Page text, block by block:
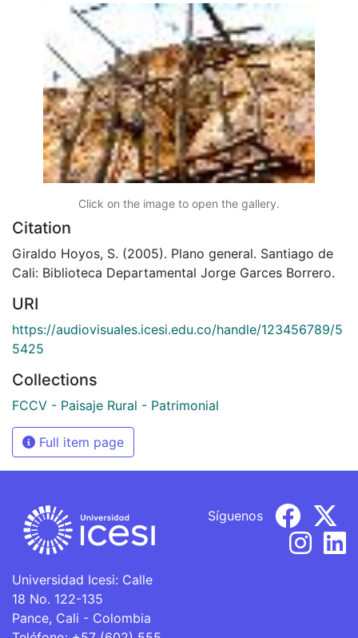
Click on the image to open the gallery.
Citation
Giraldo Hoyos, S. (2005). Plano general. Santiago de
Cali: Biblioteca Departamental Jorge Garces Borrero.
URI
https://audiovisuales.icesi.edu.co/handle/123456789/5
5425
Collections
FCCV - Paisaje Rural - Patrimonial
Full item page
Universidad Icesi: Calle
18 No. 122-135
Pance, Cali - Colombia
Síguenos